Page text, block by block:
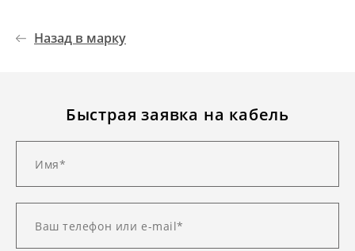
Назад в марку
Быстрая заявка на кабель